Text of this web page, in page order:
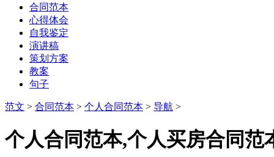
合同范本
心得体会
自我鉴定
演讲稿
策划方案
教案
句子
范文 > 合同范本 > 个人合同范本 > 导航 >
个人合同范本,个人买房合同范